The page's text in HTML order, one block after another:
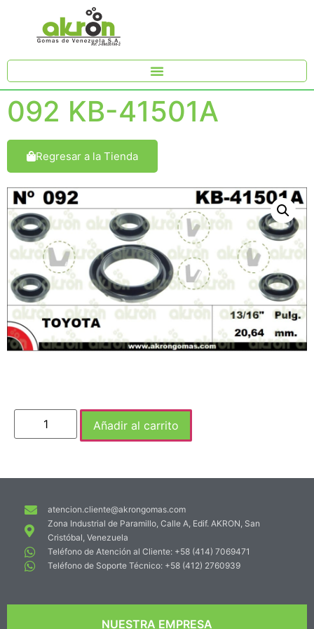
092 KB-41501A
Regresar a la Tienda
Añadir al carrito
atencion.cliente@akrongomas.com
Zona Industrial de Paramillo, Calle A, Edif. AKRON, San
Cristóbal, Venezuela
Teléfono de Atención al Cliente: +58 (414) 7069471
Teléfono de Soporte Técnico: +58 (412) 2760939
NUESTRA EMPRESA